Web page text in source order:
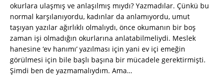
okurlara ulaşmış ve anlaşılmış mıydı? Yazmadılar. Çünkü bu
normal karşılanıyordu, kadınlar da anlamıyordu, umut
taşıyan yazılar ağırlıklı olmalıydı, önce okumanın bir boş
zaman işi olmadığın okurlarına anlatabilmeliydi. Meslek
hanesine ‘ev hanımı’ yazılması için yani ev içi emeğin
görülmesi için bile başlı başına bir mücadele gerektirmişti.
Şimdi ben de yazmamalıydım. Ama…